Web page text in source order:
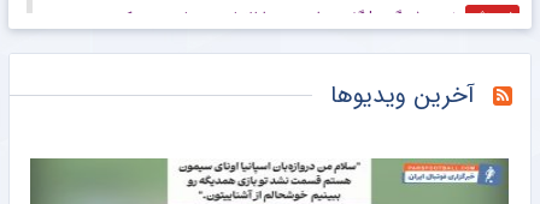
خبرورزشی خبرورزشی‌گردی| گفتند وابسته به اطلاعات و سپاه هستی که سرمربی تیم ملی شدی/ مدیران فوتبال به من گفتند بهایی!/ فکر می‌کنند من طاعون دارم!
اعتراف جالب کاناوارو سرها را به سمت قلعه‌نویی برگرداند؛ ژنرال از بابت بردن کدام بازیکن پشیمان است؟
باشگاه خبرنگاران جوان نارضایتی بختیاری زاده از آمادگی کاپیتان استقلال
آخرین ویدیوها